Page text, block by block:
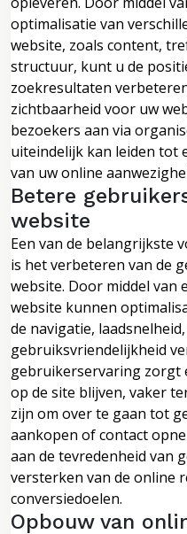
optimalisatie van
website, zoals content,
structuur, kunt u de
zoekresultaten
zichtbaarheid voor uw
bezoekers aan via
uiteindelijk kan leiden tot
van uw online
Betere
website
Een van de belangrijkste
is het verbeteren van de
website. Door middel van
website kunnen
de navigatie,
gebruiksvriendelijkheid
gebruikerservaring zorgt
op de site blijven, vaker
zijn om over te gaan tot
aankopen of contact
aan de tevredenheid van
versterken van de online
conversiedoelen.
Opbouw van